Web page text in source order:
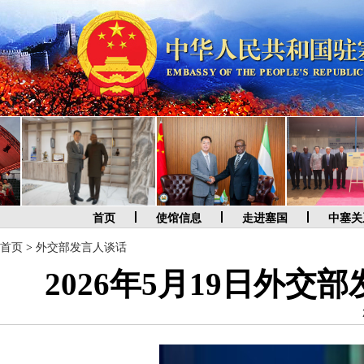
首页 使馆信息 走进塞国 中塞
首页 > 外交部发言人谈话
2026年5月19日外交